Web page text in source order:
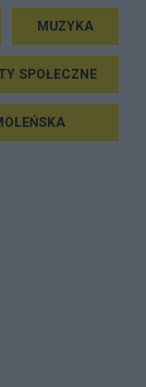
MUZYKA
SPOŁECZNE